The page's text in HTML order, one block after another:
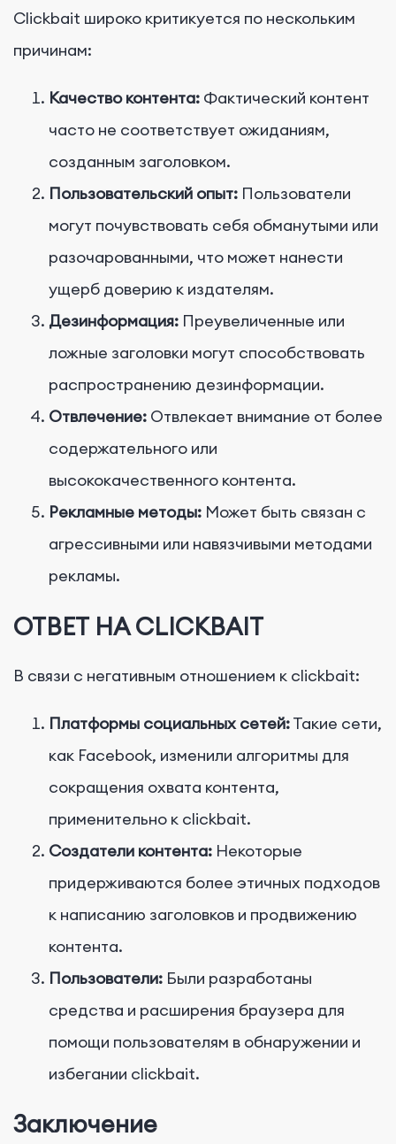
Clickbait широко критикуется по нескольким
причинам:
Качество контента: Фактический контент
часто не соответствует ожиданиям,
созданным заголовком.
Пользовательский опыт: Пользователи
могут почувствовать себя обманутыми или
разочарованными, что может нанести
ущерб доверию к издателям.
Дезинформация: Преувеличенные или
ложные заголовки могут способствовать
распространению дезинформации.
Отвлечение: Отвлекает внимание от более
содержательного или
высококачественного контента.
Рекламные методы: Может быть связан с
агрессивными или навязчивыми методами
рекламы.
ОТВЕТ НА CLICKBAIT
В связи с негативным отношением к clickbait:
Платформы социальных сетей:Такие сети,
как Facebook, изменили алгоритмы для
сокращения охвата контента,
применительно к clickbait.
Создатели контента: Некоторые
придерживаются более этичных подходов
к написанию заголовков и продвижению
контента.
Пользователи: Были разработаны
средства и расширения браузера для
помощи пользователям в обнаружении и
избегании clickbait.
Заключение